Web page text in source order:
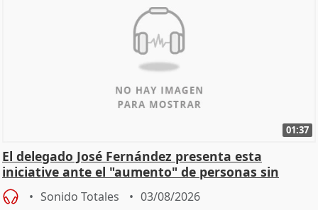
01:37
El delegado José Fernández presenta esta
iniciative ante el "aumento" de personas sin
hogar en Madri
Sonido Totales 03/08/2026